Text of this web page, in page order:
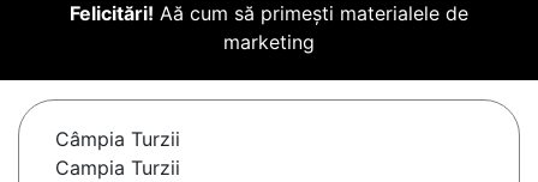
Felicitări! Aă cum să primești materialele de
marketing
Câmpia Turzii
Campia Turzii